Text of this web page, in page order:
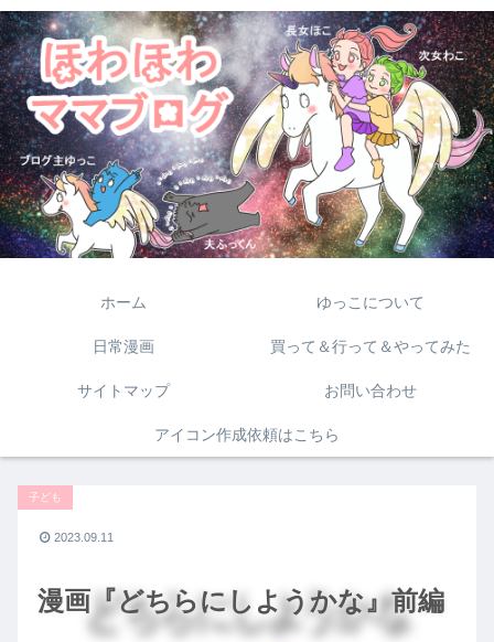
ホーム ゆっこについて
日常漫画 買って＆行って＆やってみた
サイトマップ お問い合わせ
アイコン作成依頼はこちら
漫画『どちらにしようかな』前編
子ども
2023.09.11